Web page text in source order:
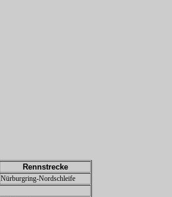
Rennstrecke
Nürburgring-Nordschleife